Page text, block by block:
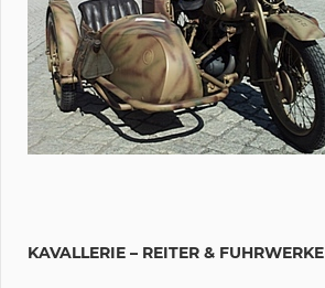
KAVALLERIE – REITER & FUHRWERKE